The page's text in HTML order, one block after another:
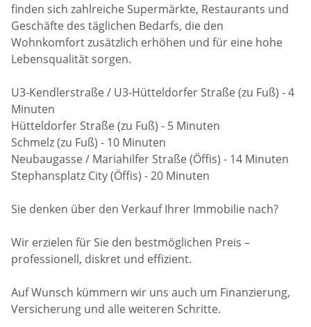
finden sich zahlreiche Supermärkte, Restaurants und
Geschäfte des täglichen Bedarfs, die den
Wohnkomfort zusätzlich erhöhen und für eine hohe
Lebensqualität sorgen.
U3-Kendlerstraße / U3-Hütteldorfer Straße (zu Fuß) - 4
Minuten
Hütteldorfer Straße (zu Fuß) - 5 Minuten
Schmelz (zu Fuß) - 10 Minuten
Neubaugasse / Mariahilfer Straße (Öffis) - 14 Minuten
Stephansplatz City (Öffis) - 20 Minuten
Sie denken über den Verkauf Ihrer Immobilie nach?
Wir erzielen für Sie den bestmöglichen Preis –
professionell, diskret und effizient.
Auf Wunsch kümmern wir uns auch um Finanzierung,
Versicherung und alle weiteren Schritte.